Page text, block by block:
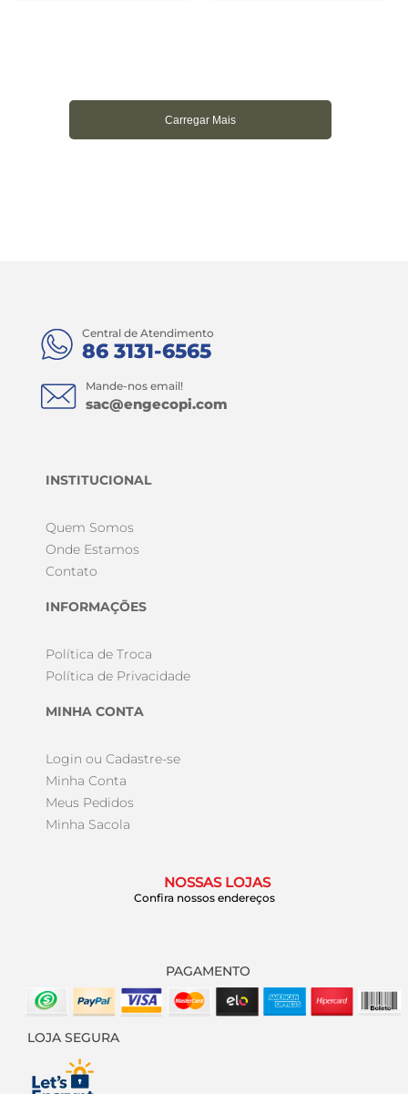
Carregar Mais
Central de Atendimento
86 3131-6565
Mande-nos email!
sac@engecopi.com
INSTITUCIONAL
Quem Somos
Onde Estamos
Contato
INFORMAÇÕES
Política de Troca
Política de Privacidade
MINHA CONTA
Login ou Cadastre-se
Minha Conta
Meus Pedidos
Minha Sacola
NOSSAS LOJAS
Confira nossos endereços
PAGAMENTO
LOJA SEGURA